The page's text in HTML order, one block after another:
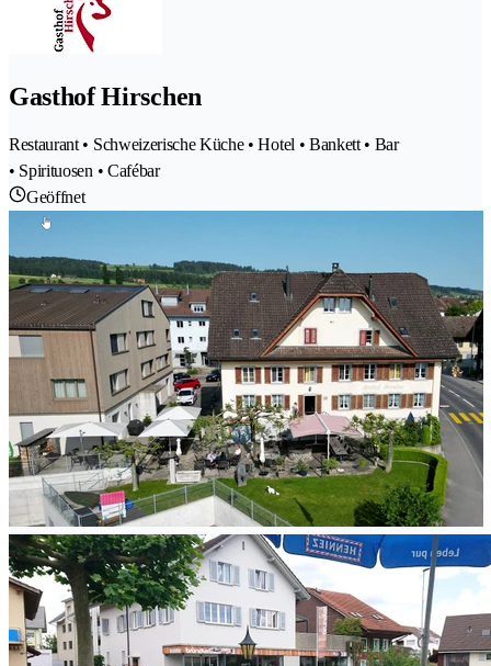
Gasthof Hirschen
Restaurant • Schweizerische Küche • Hotel • Bankett • Bar
• Spirituosen • Cafébar
Geöffnet